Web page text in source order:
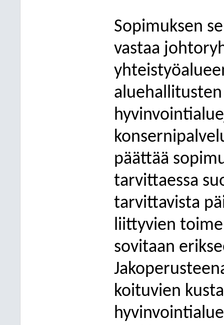
Sopimuksen
vastaa
päättää
tarvittaessa
tarvittavista
liittyvien
sovitaan
koituvien